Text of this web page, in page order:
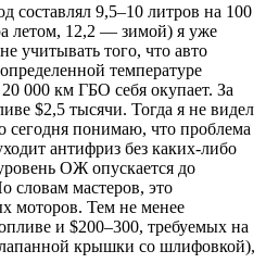
составлял 9,5–10 литров на 100
летом, 12,2 — зимой) я уже
учитывать того, что авто
температуре
000 км ГБО себя окупает. За
$2,5 тысячи. Тогда я не видел
сегодня понимаю, что проблема
антифриз без каких-либо
ОЖ опускается до
словам мастеров, это
моторов. Тем не менее
и $200–300, требуемых на
крышки со шлифовкой),